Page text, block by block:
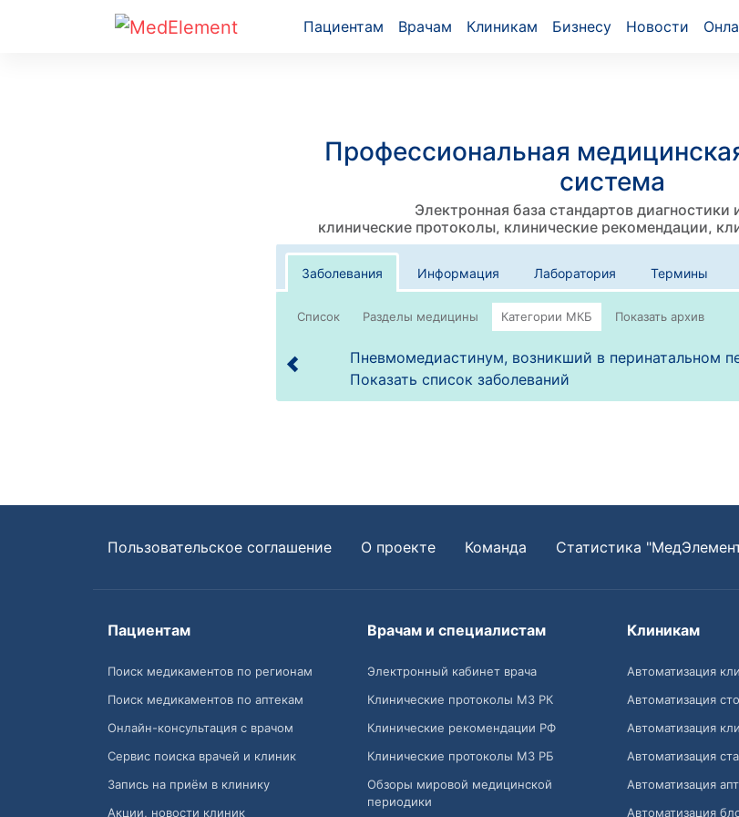
Пациентам Врачам Клиникам Бизнесу Новости
Профессиональная
система
Электронная база стандартов диагностики
клинические протоколы, клинические рекомендации,
Заболевания Информация Лаборатория Термины
Список
Пневмомедиастинум, возникший в перинатальном
Показать список заболеваний
Пользовательское соглашение О проекте Команда Статистика
Пациентам
Поиск медикаментов по регионам
Поиск медикаментов по аптекам
Онлайн-консультация с врачом
Сервис поиска врачей и клиник
Запись на приём в клинику
Акции, новости клиник
Врачам и специалистам
Электронный кабинет врача
Клинические протоколы МЗ РК
Клинические рекомендации РФ
Клинические протоколы МЗ РБ
Обзоры мировой медицинской
периодики
Клиникам
Автоматизация
Автоматизация
Автоматизация
Автоматизация
Автоматизация
Автоматизация